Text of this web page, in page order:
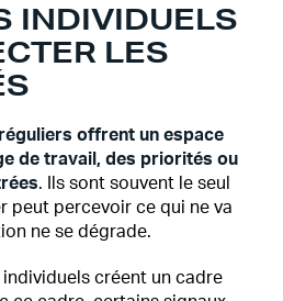
INDIVIDUELS
LES
offrent un espace
de travail, des priorités ou
. Ils sont souvent le seul
peut percevoir ce qui ne va
ne se dégrade.
créent un cadre